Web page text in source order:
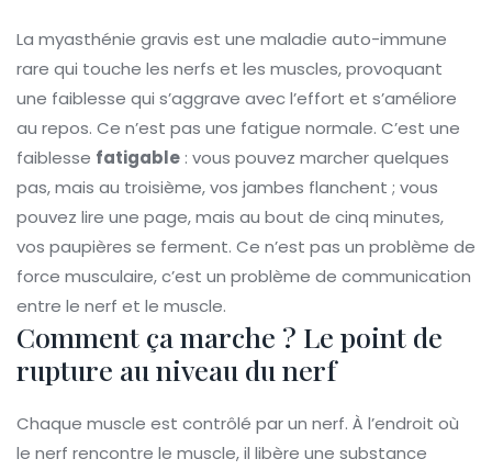
La myasthénie gravis est une maladie auto-immune
rare qui touche les nerfs et les muscles, provoquant
une faiblesse qui s’aggrave avec l’effort et s’améliore
au repos. Ce n’est pas une fatigue normale. C’est une
faiblesse fatigable : vous pouvez marcher quelques
pas, mais au troisième, vos jambes flanchent ; vous
pouvez lire une page, mais au bout de cinq minutes,
vos paupières se ferment. Ce n’est pas un problème de
force musculaire, c’est un problème de communication
entre le nerf et le muscle.
Comment ça marche ? Le point de
rupture au niveau du nerf
Chaque muscle est contrôlé par un nerf. À l’endroit où
le nerf rencontre le muscle, il libère une substance